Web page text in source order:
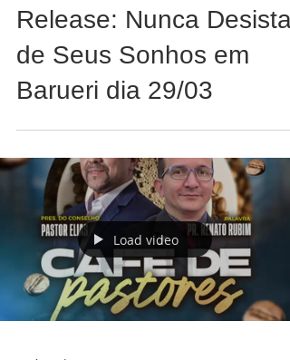
Release: Nunca Desista
Barueri dia 29/03
Load video